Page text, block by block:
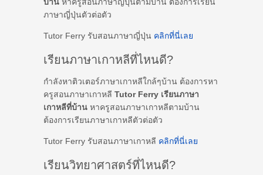
ภาษาญี่ปุ่นตัวต่อตัว
Tutor Ferry รับสอนภาษาญี่ปุ่น คลิกที่นี่เลย
เรียนภาษาเกาหลีที่ไหนดี?
กำลังหาติวเตอร์ภาษาเกาหลีใกล้ๆบ้าน ต้องการหา
ครูสอนภาษาเกาหลี Tutor Ferry เรียนภาษา
เกาหลีที่บ้าน หาครูสอนภาษาเกาหลีตามบ้าน
ต้องการเรียนภาษาเกาหลีตัวต่อตัว
Tutor Ferry รับสอนภาษาเกาหลี คลิกที่นี่เลย
เรียนวิทยาศาสตร์ที่ไหนดี?